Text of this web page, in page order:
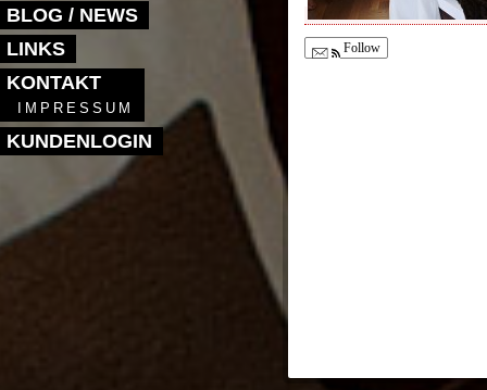
BLOG / NEWS
LINKS
KONTAKT
IMPRESSUM
KUNDENLOGIN
Follow